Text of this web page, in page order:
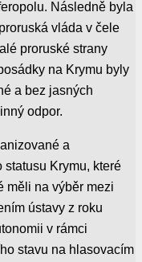
Následně byla
vláda v čele
proruské strany
na Krymu byly
a bez jasných
odpor.
a
Krymu, které
měli na výběr mezi
ústavy z roku
v rámci
stavu na hlasovacím